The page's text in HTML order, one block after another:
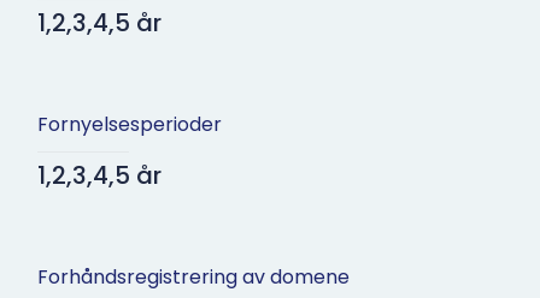
1,2,3,4,5 år
Fornyelsesperioder
1,2,3,4,5 år
Forhåndsregistrering av domene